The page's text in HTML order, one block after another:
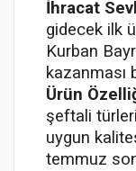
İhracat
gidecek ilk
Kurban
kazanması
Ürün
şeftali
uygun
temmuz